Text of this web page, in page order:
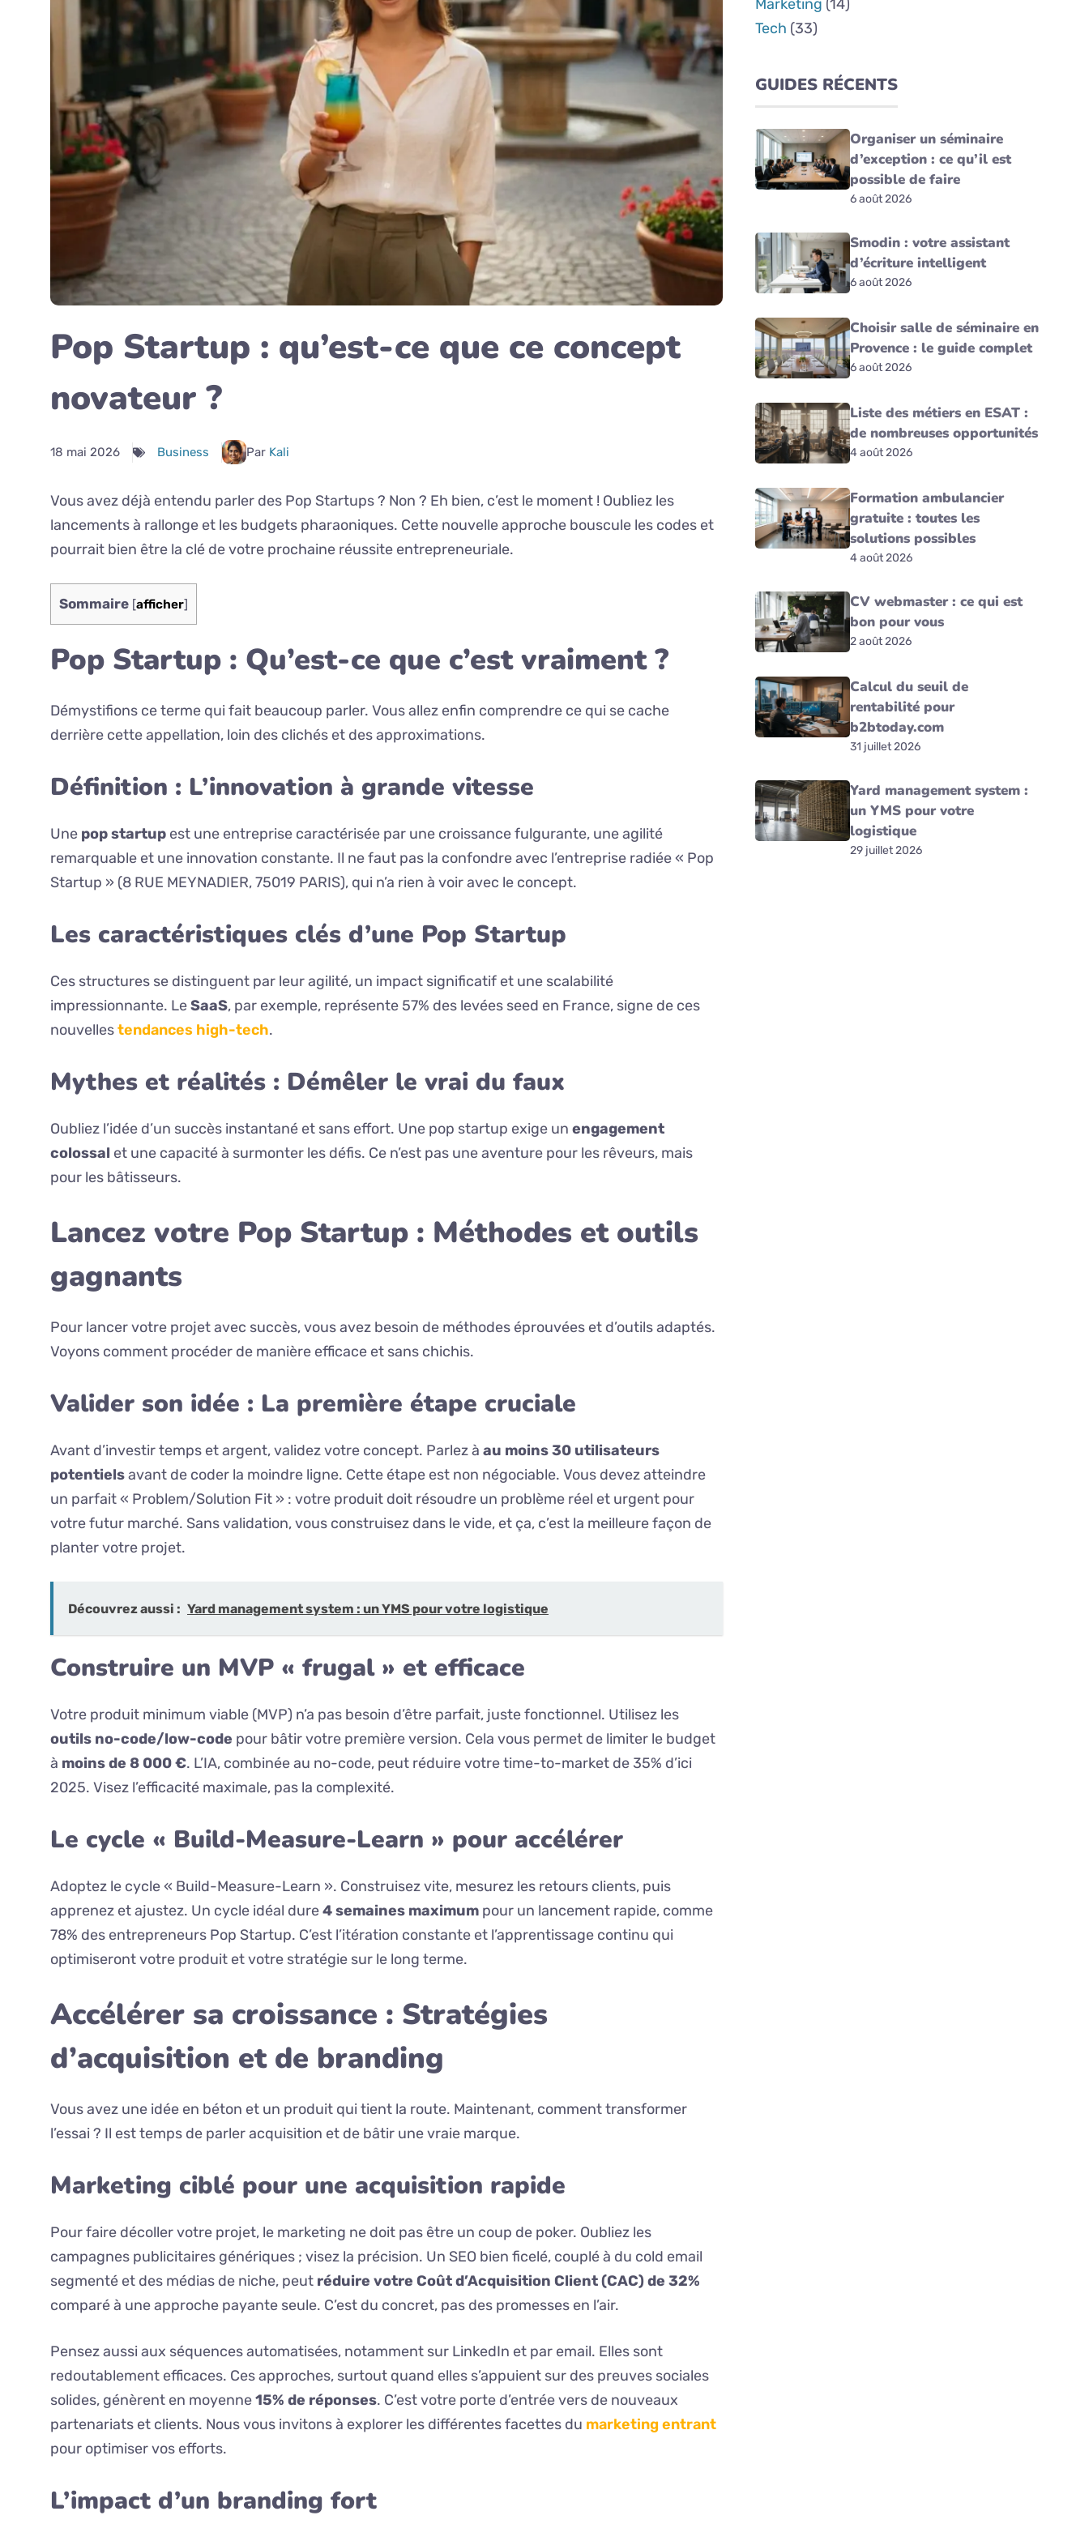
Pop Startup : qu’est-ce que ce concept
novateur ?
18 mai 2026 Business Par Kali
Vous avez déjà entendu parler des Pop Startups ? Non ? Eh bien, c’est le moment ! Oubliez les
lancements à rallonge et les budgets pharaoniques. Cette nouvelle approche bouscule les codes et
pourrait bien être la clé de votre prochaine réussite entrepreneuriale.
Sommaire [afficher]
Pop Startup : Qu’est-ce que c’est vraiment ?
Démystifions ce terme qui fait beaucoup parler. Vous allez enfin comprendre ce qui se cache
derrière cette appellation, loin des clichés et des approximations.
Définition : L’innovation à grande vitesse
Une pop startup est une entreprise caractérisée par une croissance fulgurante, une agilité
remarquable et une innovation constante. Il ne faut pas la confondre avec l’entreprise radiée « Pop
Startup » (8 RUE MEYNADIER, 75019 PARIS), qui n’a rien à voir avec le concept.
Les caractéristiques clés d’une Pop Startup
Ces structures se distinguent par leur agilité, un impact significatif et une scalabilité
impressionnante. LeSaaS, par exemple, représente 57% des levées seed en France, signe de ces
nouvellestendances high-tech.
Mythes et réalités : Démêler le vrai du faux
Oubliez l’idée d’un succès instantané et sans effort. Une pop startup exige un engagement
colossal et une capacité à surmonter les défis. Ce n’est pas une aventure pour les rêveurs, mais
pour les bâtisseurs.
Lancez votre Pop Startup : Méthodes et outils
gagnants
Pour lancer votre projet avec succès, vous avez besoin de méthodes éprouvées et d’outils adaptés.
Voyons comment procéder de manière efficace et sans chichis.
Valider son idée : La première étape cruciale
Avant d’investir temps et argent, validez votre concept. Parlez à au moins 30 utilisateurs
potentielsavant de coder la moindre ligne. Cette étape est non négociable. Vous devez atteindre
un parfait « Problem/Solution Fit » : votre produit doit résoudre un problème réel et urgent pour
votre futur marché. Sans validation, vous construisez dans le vide, et ça, c’est la meilleure façon de
planter votre projet.
Découvrez aussi : Yard management system : un YMS pour votre logistique
Construire un MVP « frugal » et efficace
Votre produit minimum viable (MVP) n’a pas besoin d’être parfait, juste fonctionnel. Utilisez les
outils no-code/low-code pour bâtir votre première version. Cela vous permet de limiter le budget
à moins de 8 000 €. L’IA, combinée au no-code, peut réduire votre time-to-market de 35% d’ici
2025. Visez l’efficacité maximale, pas la complexité.
Le cycle « Build-Measure-Learn » pour accélérer
Adoptez le cycle « Build-Measure-Learn ». Construisez vite, mesurez les retours clients, puis
apprenez et ajustez. Un cycle idéal dure4 semaines maximum pour un lancement rapide, comme
78% des entrepreneurs Pop Startup. C’est l’itération constante et l’apprentissage continu qui
optimiseront votre produit et votre stratégie sur le long terme.
Accélérer sa croissance : Stratégies
d’acquisition et de branding
Vous avez une idée en béton et un produit qui tient la route. Maintenant, comment transformer
l’essai ? Il est temps de parler acquisition et de bâtir une vraie marque.
Marketing ciblé pour une acquisition rapide
Pour faire décoller votre projet, le marketing ne doit pas être un coup de poker. Oubliez les
campagnes publicitaires génériques ; visez la précision. Un SEO bien ficelé, couplé à du cold email
segmenté et des médias de niche, peut réduire votre Coût d’Acquisition Client (CAC) de 32%
comparé à une approche payante seule. C’est du concret, pas des promesses en l’air.
Pensez aussi aux séquences automatisées, notamment sur LinkedIn et par email. Elles sont
redoutablement efficaces. Ces approches, surtout quand elles s’appuient sur des preuves sociales
solides, génèrent en moyenne15% de réponses. C’est votre porte d’entrée vers de nouveaux
partenariats et clients. Nous vous invitons à explorer les différentes facettes du marketing entrant
pour optimiser vos efforts.
L’impact d’un branding fort
Marketing (14)
Tech (33)
GUIDES RÉCENTS
Organiser un séminaire
d’exception : ce qu’il est
possible de faire
6 août 2026
Smodin : votre assistant
d’écriture intelligent
6 août 2026
Choisir salle de séminaire en
Provence : le guide complet
6 août 2026
Liste des métiers en ESAT :
de nombreuses opportunités
4 août 2026
Formation ambulancier
gratuite : toutes les
solutions possibles
4 août 2026
CV webmaster : ce qui est
bon pour vous
2 août 2026
Calcul du seuil de
rentabilité pour
b2btoday.com
31 juillet 2026
Yard management system :
un YMS pour votre
logistique
29 juillet 2026